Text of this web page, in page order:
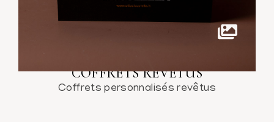
COFFRETS REVÊTUS
Coffrets personnalisés revêtus